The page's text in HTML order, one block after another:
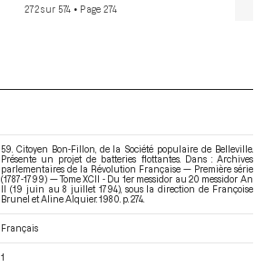
272 sur 574 • Page 274
59. Citoyen Bon-Fillon, de la Société populaire de Belleville.
Présente un projet de batteries flottantes. Dans : Archives
parlementaires de la Révolution Française — Première série
(1787-1799) — Tome XCII - Du 1er messidor au 20 messidor An
II (19 juin au 8 juillet 1794), sous la direction de Françoise
Brunel et Aline Alquier. 1980. p. 274.
Français
1